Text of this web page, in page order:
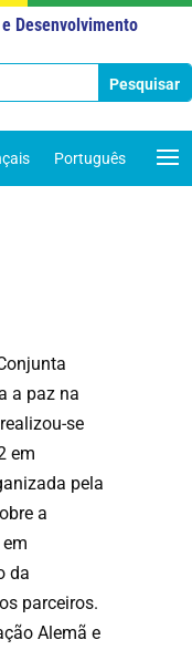
Desenvolvimento
Português
a paz na
se
em
pela
a
da
parceiros.
Alemã e